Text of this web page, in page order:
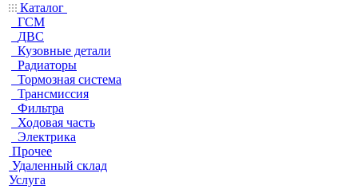
Каталог
ГСМ
ДВС
Кузовные детали
Радиаторы
Тормозная система
Трансмиссия
Фильтра
Ходовая часть
Электрика
Прочее
Удаленный склад
Услуга